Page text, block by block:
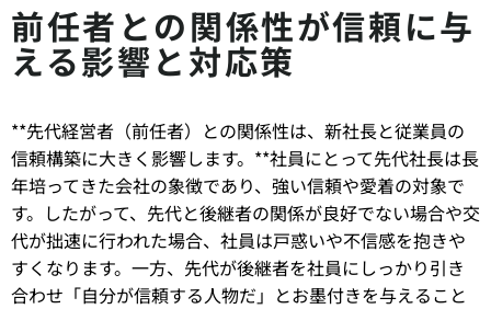
前任者との関係性が信頼に与
える影響と対応策
**先代経営者（前任者）との関係性は、新社長と従業員の
信頼構築に大きく影響します。**社員にとって先代社長は長
年培ってきた会社の象徴であり、強い信頼や愛着の対象で
す。したがって、先代と後継者の関係が良好でない場合や交
代が拙速に行われた場合、社員は戸惑いや不信感を抱きや
すくなります。一方、先代が後継者を社員にしっかり引き
合わせ「自分が信頼する人物だ」とお墨付きを与えること